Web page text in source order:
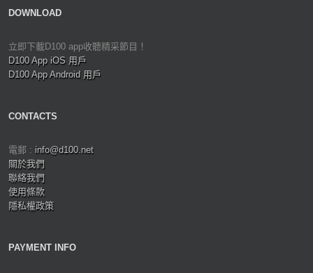
DOWNLOAD
立即下載D100 app收聽精采節目！
D100 App iOS 用戶
D100 App Android 用戶
CONTACTS
電郵 : info@d100.net
關於我們
聯絡我們
使用條款
隱私權政策
PAYMENT INFO